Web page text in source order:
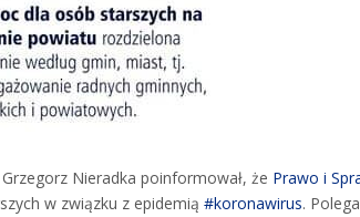
Nieradka poinformował, że Prawo i
w związku z epidemią #koronawirus.